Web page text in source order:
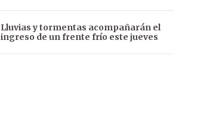
Lluvias y tormentas acompañarán el
ingreso de un frente frío este jueves